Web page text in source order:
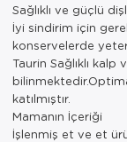
Sağlıklı ve güçlü
İyi sindirim için
konservelerde
Taurin Sağlıklı
katılmıştır.
Mamanın İçeriği
İşlenmiş et ve et